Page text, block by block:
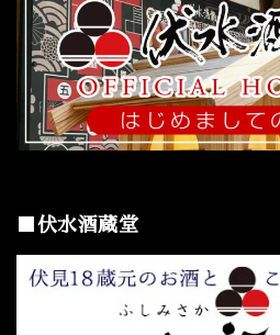
■伏水酒蔵堂